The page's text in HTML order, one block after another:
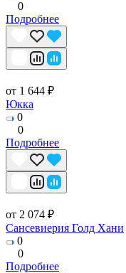
0
Подробнее
от 1 644 ₽
Юкка
0
0
Подробнее
от 2 074 ₽
Сансевиерия Голд Хани
0
0
Подробнее